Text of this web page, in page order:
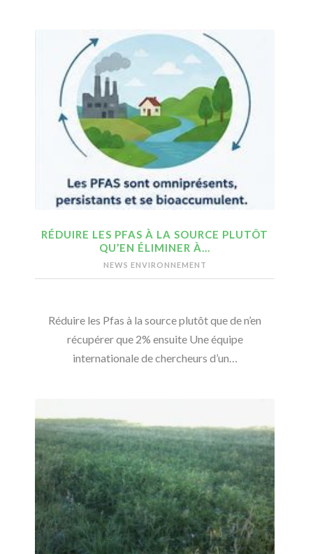
RÉDUIRE LES PFAS À LA SOURCE PLUTÔT
QU’EN ÉLIMINER À…
NEWS ENVIRONNEMENT
Réduire les Pfas à la source plutôt que de n’en
récupérer que 2% ensuite Une équipe
internationale de chercheurs d’un…